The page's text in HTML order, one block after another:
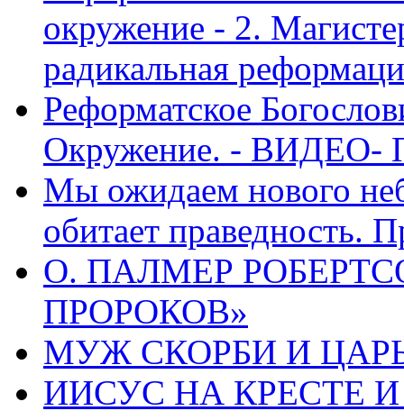
окружение - 2.
радикальная
Реформатское
Окружение. - ВИДЕО-
Мы ожидаем нового
обитает праведность.
О. ПАЛМЕР
ПРОРОКОВ»
МУЖ СКОРБИ И ЦАРЬ
ИИСУС НА КРЕСТЕ